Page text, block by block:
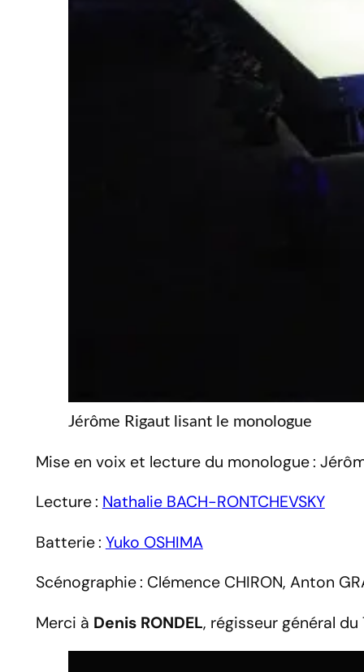
Jérôme Rigaut lisant le monologue
Mise en voix et lecture du monologue :
Lecture : Nathalie BACH-RONTCHEVSKY
Batterie : Yuko OSHIMA
Scénographie : Clémence CHIRON, Anton
Merci à Denis RONDEL, régisseur général